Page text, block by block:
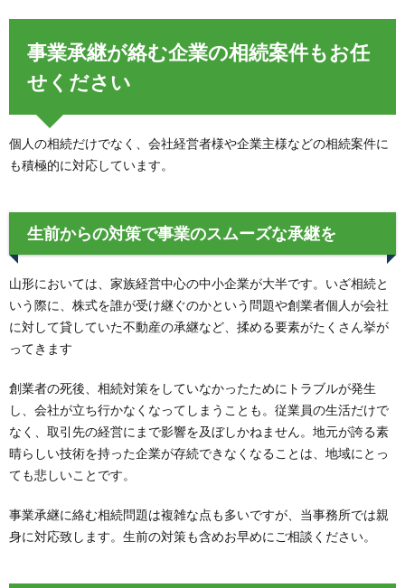
事業承継が絡む企業の相続案件もお任
せください
個人の相続だけでなく、会社経営者様や企業主様などの相続案件に
も積極的に対応しています。
生前からの対策で事業のスムーズな承継を
山形においては、家族経営中心の中小企業が大半です。いざ相続と
いう際に、株式を誰が受け継ぐのかという問題や創業者個人が会社
に対して貸していた不動産の承継など、揉める要素がたくさん挙が
ってきます
創業者の死後、相続対策をしていなかったためにトラブルが発生
し、会社が立ち行かなくなってしまうことも。従業員の生活だけで
なく、取引先の経営にまで影響を及ぼしかねません。地元が誇る素
晴らしい技術を持った企業が存続できなくなることは、地域にとっ
ても悲しいことです。
事業承継に絡む相続問題は複雑な点も多いですが、当事務所では親
身に対応致します。生前の対策も含めお早めにご相談ください。